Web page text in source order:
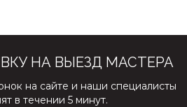
НА ВЫЕЗД МАСТЕРА
на сайте и наши специалисты
в течении 5 минут.